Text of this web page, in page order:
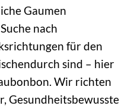
Gaumen
nach
für den
sind – hier
Wir richten
Gesundheitsbewusste